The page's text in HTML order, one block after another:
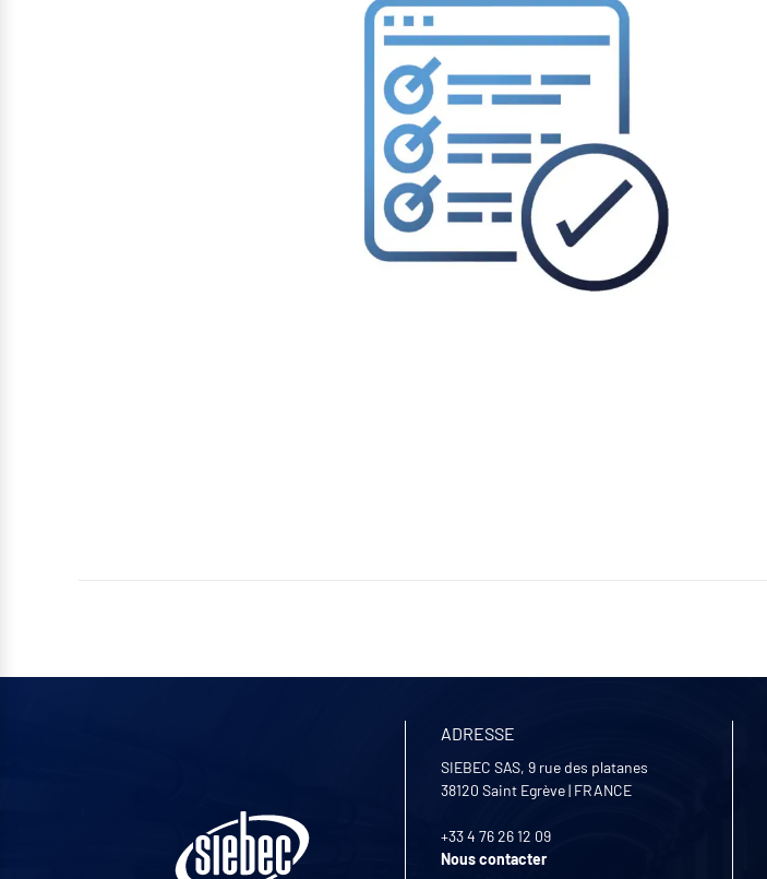
ADRESSE
SIEBEC SAS, 9 rue des platanes
38120 Saint Egrève| FRANCE
+33 4 76 26 12 09
Nous contacter